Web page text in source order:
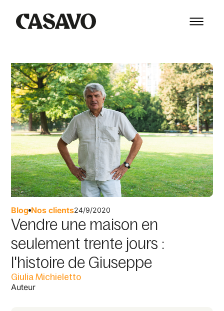
Blog Nos clients24/9/2020
Vendre une maison en
seulement trente jours :
l'histoire de Giuseppe
Giulia Michieletto
Auteur